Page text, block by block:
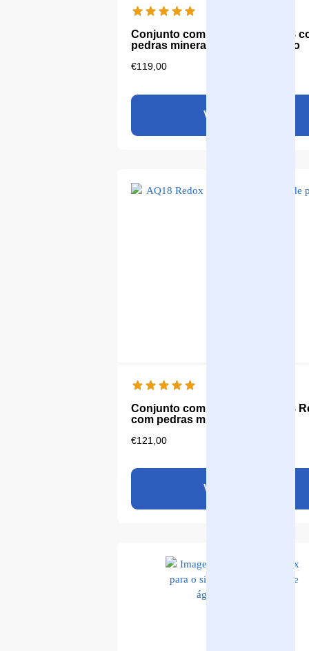
Conjunto completo Aqualine 18
pedras minerais alcalinas - novo
€119,00
Ver produto
Conjunto completo Aqualine 18
com pedras minerais
€121,00
Ver produto